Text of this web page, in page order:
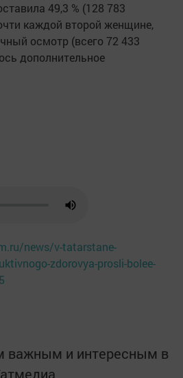
49,3 % (128 783
каждой второй женщине,
осмотр (всего 72 433
дополнительное
news/v-tatarstane-
zdorovya-prosli-bolee-
важным и интересным в